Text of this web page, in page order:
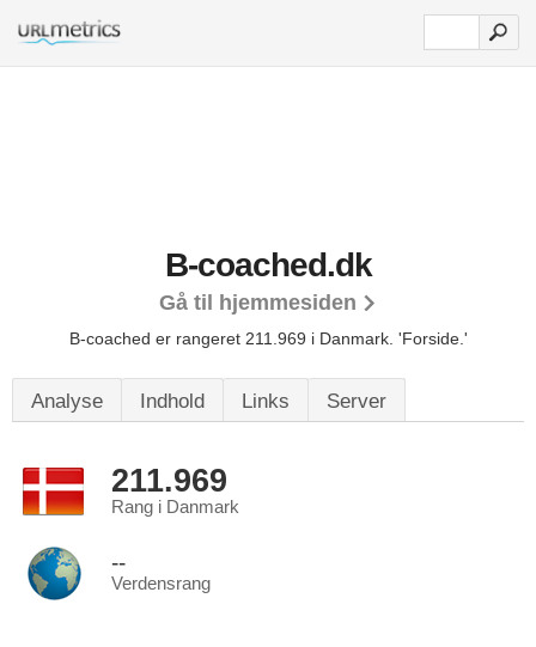
B-coached.dk
Gå til hjemmesiden
B-coached er rangeret 211.969 i Danmark. 'Forside.'
Analyse Indhold Links Server
211.969
Rang i Danmark
--
Verdensrang